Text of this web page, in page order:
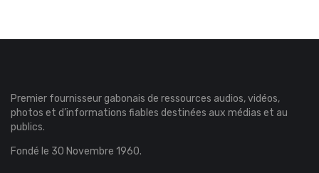
Premier fournisseur gabonais de ressources audios, vidéos,
photos et d’informations fiables destinées aux médias et au
publics.
Fondé le 30 Novembre 1960.